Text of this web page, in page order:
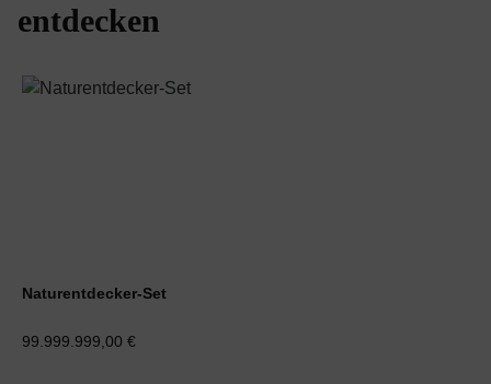
entdecken
Naturentdecker-Set
99.999.999,00 €